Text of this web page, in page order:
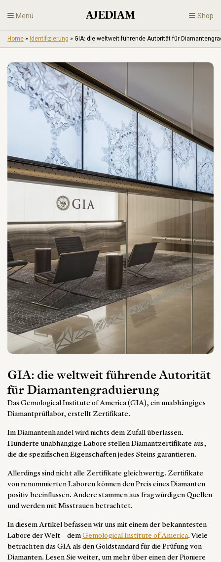
to
content
Menü Shop
Diamanten
Feiner Schmuck
Home » Identifizierung » GIA: die weltweit führende Autorität für
GIA: die weltweit führende Autorität
für Diamantengraduierung
Das Gemological Institute of America (GIA), ein unabhängiges
Diamantprüflabor, erstellt Zertifikate.
Im Diamantenhandel wird nichts dem Zufall überlassen.
Hunderte unabhängige Labore stellen Diamantzertifikate aus,
die die spezifischen Eigenschaften jedes Steins garantieren.
Allerdings sind nicht alle Zertifikate gleichwertig. Zertifikate
von renommierten Laboren können den Preis eines Diamanten
positiv beeinflussen. Andere stammen aus fragwürdigen Quellen
und werden mit Misstrauen betrachtet.
In diesem Artikel befassen wir uns mit einem der bekanntesten
Labore der Welt – dem Gemological Institute of America. Viele
betrachten das GIA als den Goldstandard für die Prüfung von
Diamanten. Lesen Sie weiter, um mehr über einen der Pioniere